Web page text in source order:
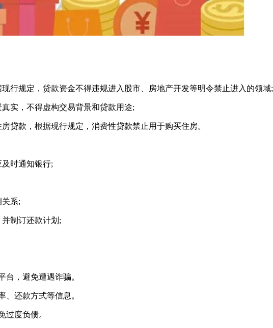
行规定，贷款资金不得违规进入股市、房地产开发等明令禁止进入的领域;
实，不得虚构交易背景和贷款用途;
贷款，根据现行规定，消费性贷款禁止用于购买住房。
时通知银行;
系;
制订还款计划;
台，避免遭遇诈骗。
、还款方式等信息。
过度负债。